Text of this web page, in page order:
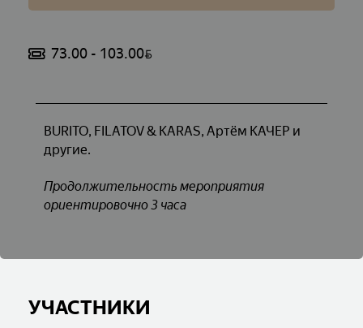
73.00 - 103.00BYN
BURITO, FILATOV & KARAS, Артём КАЧЕР и
другие.
Продолжительность мероприятия
ориентировочно 3 часа
УЧАСТНИКИ